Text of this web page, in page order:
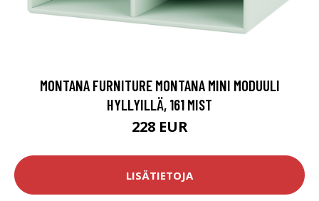
MONTANA FURNITURE MONTANA MINI MODUULI
HYLLYILLÄ, 161 MIST
228 EUR
LISÄTIETOJA